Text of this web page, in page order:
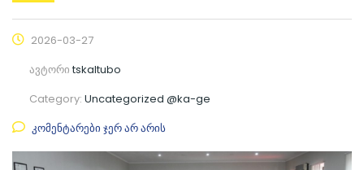
2026-03-27
ავტორიtskaltubo
Category: Uncategorized @ka-ge
კომენტარები ჯერ არ არის